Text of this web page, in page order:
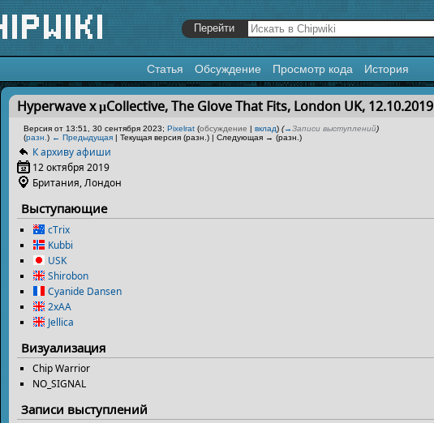
Статья Обсуждение Просмотр кода История
Перейти к:навигация,поиск
Hyperwave x μCollective, The Glove That Fits, London UK, 12.10.2019
Версия от 13:51, 30 сентября 2023; Pixelrat (обсуждение | вклад) (→Записи выступлений)
(разн. ) ← Предыдущая | Текущая версия (разн.) | Следующая → (разн.)
К архиву афиши
12 октября 2019
Британия, Лондон
Выступающие
cTrix
Kubbi
USK
Shirobon
Cyanide Dansen
2xAA
Jellica
Визуализация
Chip Warrior
NO_SIGNAL
Записи выступлений